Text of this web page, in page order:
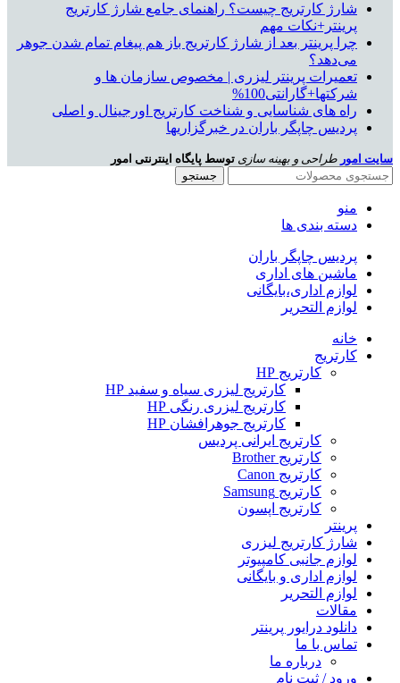
شارژ کارتریج چیست؟ راهنمای جامع شارژ کارتریج
پرینتر+نکات مهم
چرا پرینتر بعد از شارژ کارتریج باز هم پیغام تمام شدن جوهر
می‌دهد؟
تعمیرات پرینتر لیزری | مخصوص سازمان ها و
شرکتها+گارانتی100%
راه های شناسایی و شناخت کارتریج اورجینال و اصلی
پردیس چاپگر باران در خبرگزاریها
سایت امور طراحی و بهینه سازی توسط پایگاه اینترنتی امور
جستجو
منو
دسته بندی ها
پردیس چاپگر باران
ماشین های اداری
لوازم اداری،بایگانی
لوازم التحریر
خانه
کارتریج
کارتریج HP
کارتریج لیزری سیاه و سفید HP
کارتریج لیزری رنگی HP
کارتریج جوهرافشان HP
کارتریج ایرانی پردیس
کارتریج Brother
کارتریج Canon
کارتریج Samsung
کارتریج اپسون
پرینتر
شارژ کارتریج لیزری
لوازم جانبی کامپیوتر
لوازم اداری و بایگانی
لوازم التحریر
مقالات
دانلود درایور پرینتر
تماس با ما
درباره ما
ورود / ثبت نام